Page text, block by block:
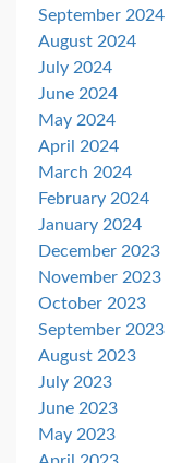
September 2024
August 2024
July 2024
June 2024
May 2024
April 2024
March 2024
February 2024
January 2024
December 2023
November 2023
October 2023
September 2023
August 2023
July 2023
June 2023
May 2023